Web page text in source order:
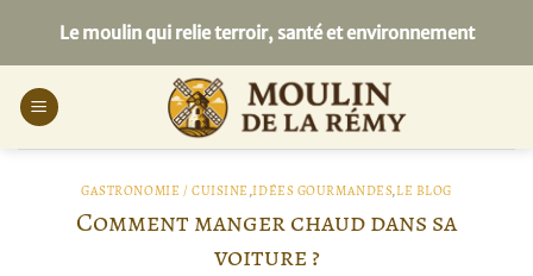
contenu
Le moulin qui relie terroir, santé et environnement
GASTRONOMIE / CUISINE ,IDÉES GOURMANDES,LE BLOG
Comment manger chaud dans sa
voiture ?